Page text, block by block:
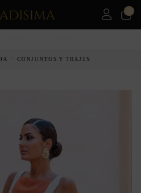
CONJUNTOS Y TRAJES